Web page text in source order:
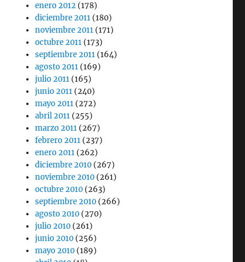
enero 2012 (178)
diciembre 2011 (180)
noviembre 2011 (171)
octubre 2011 (173)
septiembre 2011 (164)
agosto 2011 (169)
julio 2011 (165)
junio 2011 (240)
mayo 2011 (272)
abril 2011 (255)
marzo 2011 (267)
febrero 2011 (237)
enero 2011 (262)
diciembre 2010 (267)
noviembre 2010 (261)
octubre 2010 (263)
septiembre 2010 (266)
agosto 2010 (270)
julio 2010 (261)
junio 2010 (256)
mayo 2010 (189)